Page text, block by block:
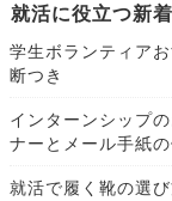
就活に役立つ新
学生ボランティア
断つき
インターンシップ
ナーとメール手紙
就活で履く靴の選